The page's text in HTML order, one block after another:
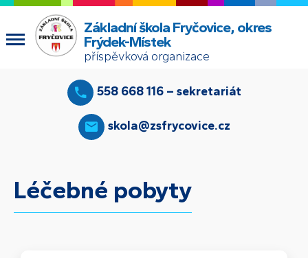
Základní škola Fryčovice, okres
Frýdek-Místek
příspěvková organizace
558 668 116 – sekretariát
skola@zsfrycovice.cz
Léčebné pobyty